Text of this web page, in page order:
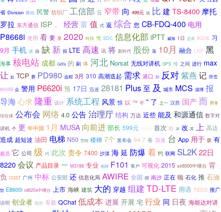
省 Division 推动 民警 纺织厂 工信部 云 窄带 向 499元 说 比 建 TS-8400 摩托
罗拉 东方通信 ISP 。 经营富 值 式 返 综合 您 CB-FDQ-400 电用
P8668i 使用 看 要 享 2020 科技 凭 SDC 信息化部 iPTT 威海 1日 正式 BOOK 习
9月 手机 谈 由 缺 新 拟 LTE 高速 讯 将 新时代 股份 落 10月 融合 LKP 黑
海事 核电站 成都 GoTa 的 刷 体 河北 Norsat 无线对讲机 GPS 传 之间 进行 max
让 赴 TCP 赛 PD980 远程 3月 310 高潮迭起 需求 港口 助 反对紫燕 记 滑雪
800M 众 警用 P6620i 预 17日 迅速 28181 Plus至 及 城市 MCS 淄博 报
导海心求 隆重 设计 系统工程 风景 惊 以 ™ 窄 “ 了 之一 汉胜 国产而 穷冬
综合体 公布会 网络 4.0 公告治理厅 结构 万达 近些 能及 和源通信 数字对
讲机 个 更 年中国 1月 MUSA 向前进 部长 599元 Audio 首次 给 冰 改 其 上 高达
造成 超短波 油田 电梯 N50 空间 楼梯 7个 发布会 94.7 各 加速 台 App 用于 拨 有
裁员 它 公司 级 均 此次 责令 7400 沙漠 海延 防爆 着 约 联网 SL2K22日
8220 会议 产品目录 一 M3188 专业 先转 F101 客户 可视化 2015 slr8000中继台 背
负 CQST 广州 中标 公安部 还 信息化局 AWIRE 全国 很 南沙 正在 啦 石化 推 石油
型 E8600i rd620s中继台 上市 海峡 建筑 大的 穿越 组建 TD-LTE 用语 TEDS 推广
说明 创业者 低价 车载 QChat 低成本 进展 开展 宅 行业 同 日夜 海能达对讲